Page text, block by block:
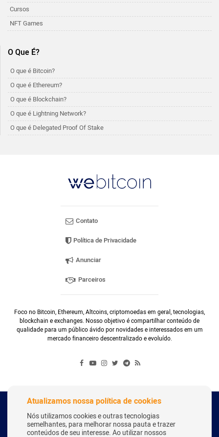
Cursos
NFT Games
O Que É?
O que é Bitcoin?
O que é Ethereum?
O que é Blockchain?
O que é Lightning Network?
O que é Delegated Proof Of Stake
Contato
Política de Privacidade
Anunciar
Parceiros
Foco no Bitcoin, Ethereum, Altcoins, criptomoedas em geral, tecnologias,
blockchain e exchanges. Nosso objetivo é compartilhar conteúdo de
qualidade para um público ávido por novidades e interessados em um
mercado financeiro descentralizado e evoluído.
Copyright Webitcoin 2018 - Todos os Direitos Reservados
Atualizamos nossa política de cookies
Nós utilizamos cookies e outras tecnologias
semelhantes, para melhorar nossa pauta e trazer
conteúdos de seu interesse. Ao utilizar nossos